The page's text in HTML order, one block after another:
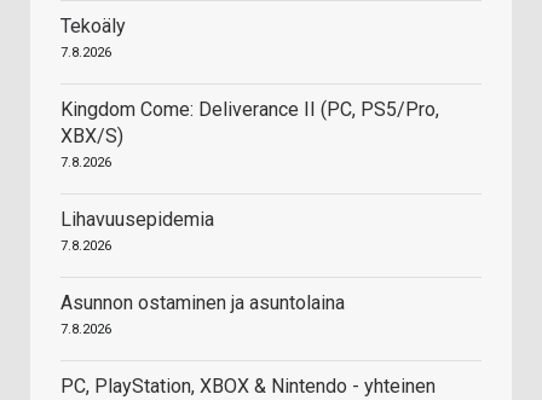
Tekoäly
7.8.2026
Kingdom Come: Deliverance II (PC, PS5/Pro,
XBX/S)
7.8.2026
Lihavuusepidemia
7.8.2026
Asunnon ostaminen ja asuntolaina
7.8.2026
PC, PlayStation, XBOX & Nintendo - yhteinen